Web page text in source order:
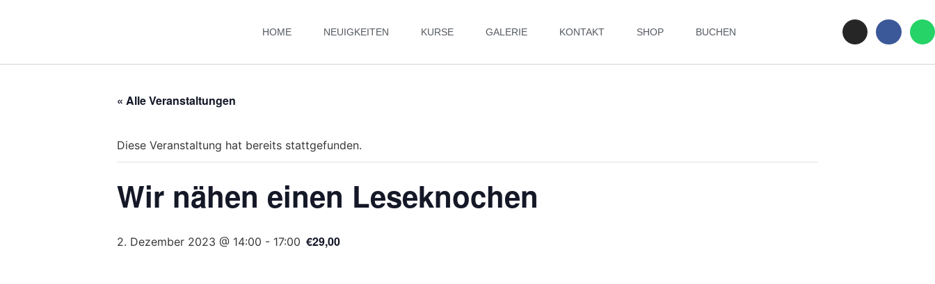
HOME NEUIGKEITEN KURSE GALERIE KONTAKT SHOP BUCHEN
« Alle Veranstaltungen
Diese Veranstaltung hat bereits stattgefunden.
Wir nähen einen Leseknochen
2. Dezember 2023 @ 14:00 - 17:00 €29,00